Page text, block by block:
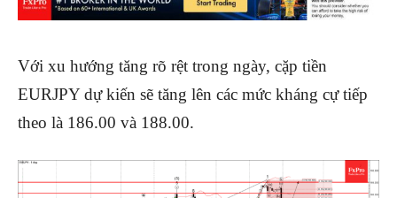
Với xu hướng tăng rõ rệt trong ngày, cặp tiền
EURJPY dự kiến ​​sẽ tăng lên các mức kháng cự tiếp
theo là 186.00 và 188.00.